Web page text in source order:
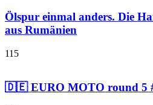
Ölspur einmal anders. Die
aus Rumänien
115
🇩🇪 EURO MOTO round 5